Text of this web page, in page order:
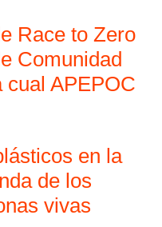
Race to Zero
Comunidad
APEPOC
en la
de los
vivas